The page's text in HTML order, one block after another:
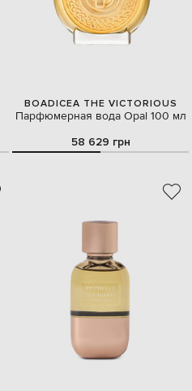
BOADICEA THE VICTORIOUS
Парфюмерная вода Opal 100 мл
58 629 грн